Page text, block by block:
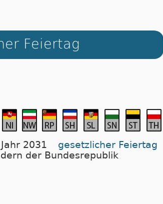
Feiertag
2031
gesetzlicher Feiertag
der Bundesrepublik